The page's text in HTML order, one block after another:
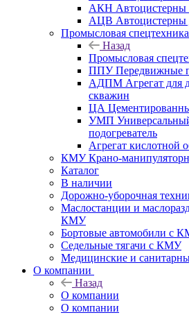
АКН Автоцистерны
АЦВ Автоцистерны
Промысловая спецтехника
Назад
Промысловая
ППУ Передвижные
АДПМ Агрегат для
скважин
ЦА
УМП
подогреватель
Агрегат кислотной
КМУ Крано-
Каталог
В наличии
Дорожно-уборочная
Маслостанции и
КМУ
Бортовые автомобили с
Седельные тягачи с КМУ
Медицинские и
О компании
Назад
О компании
О компании